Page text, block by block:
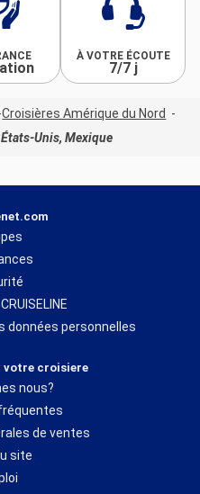
À VOTRE ÉCOUTE
7/7 j
Croisières Amérique du Nord
États-Unis, Mexique
données personnelles
croisiere
nous?
de ventes
site